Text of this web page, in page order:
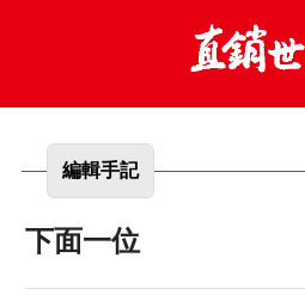
編輯手記
下面一位